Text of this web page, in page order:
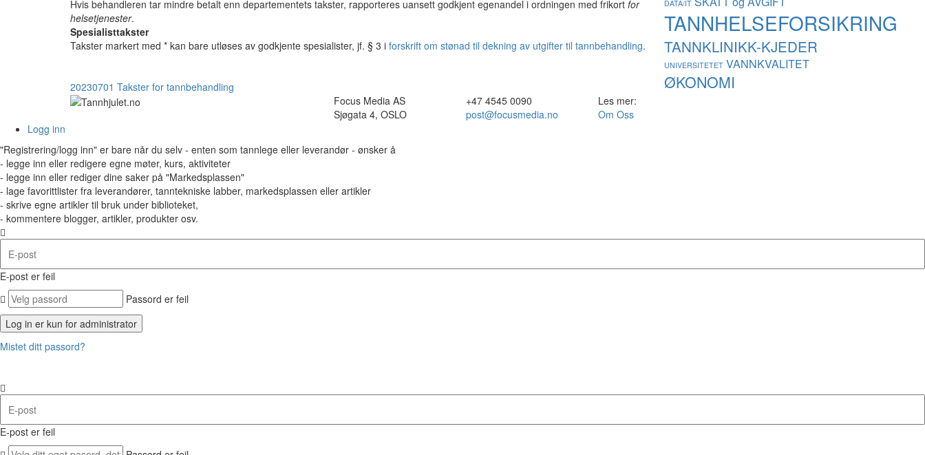
Hvis behandleren tar mindre betalt enn departementets takster, rapporteres uansett godkjent egenandel i ordningen med frikort for
helsetjenester.
Spesialisttakster
Takster markert med * kan bare utløses av godkjente spesialister, jf. § 3 i forskrift om stønad til dekning av utgifter til tannbehandling.
20230701 Takster for tannbehandling
DATA/IT
TANNHELSEFORSIKRING
TANNKLINIKK-KJEDER
UNIVERSITETET VANNKVALITET
ØKONOMI
Focus Media AS
Sjøgata 4, OSLO
+47 4545 0090
post@focusmedia.no
Les mer:
Om Oss
Logg inn
"Registrering/logg inn" er bare når du selv - enten som tannlege eller leverandør - ønsker å
- legge inn eller redigere egne møter, kurs, aktiviteter
- legge inn eller rediger dine saker på "Markedsplassen"
- lage favorittlister fra leverandører, tanntekniske labber, markedsplassen eller artikler
- skrive egne artikler til bruk under biblioteket,
- kommentere blogger, artikler, produkter osv.
E-post er feil
Passord er feil
Mistet ditt passord?
E-post er feil